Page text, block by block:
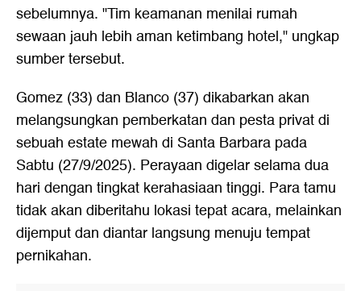
sebelumnya. "Tim keamanan menilai rumah
sewaan jauh lebih aman ketimbang hotel," ungkap
sumber tersebut.
Gomez (33) dan Blanco (37) dikabarkan akan
melangsungkan pemberkatan dan pesta privat di
sebuah estate mewah di Santa Barbara pada
Sabtu (27/9/2025). Perayaan digelar selama dua
hari dengan tingkat kerahasiaan tinggi. Para tamu
tidak akan diberitahu lokasi tepat acara, melainkan
dijemput dan diantar langsung menuju tempat
pernikahan.